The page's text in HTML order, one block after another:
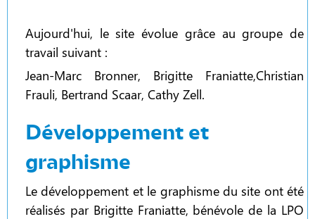
Aujourd'hui, le site évolue grâce au groupe de
travail suivant :
Jean-Marc Bronner, Brigitte Franiatte,Christian
Frauli, Bertrand Scaar, Cathy Zell.
Développement et
graphisme
Le développement et le graphisme du site ont été
réalisés par Brigitte Franiatte, bénévole de la LPO